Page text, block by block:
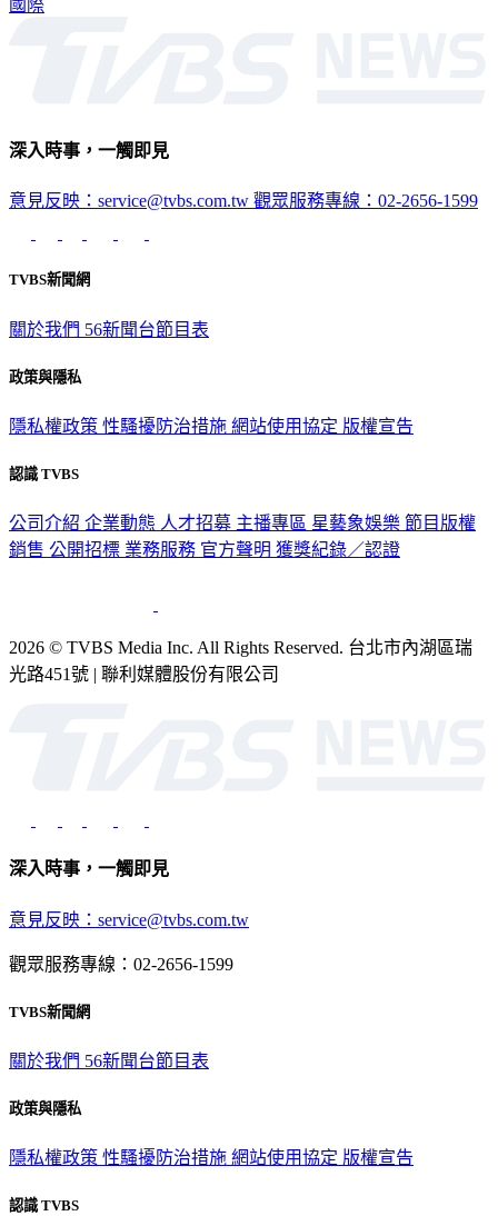
國際
深入時事，一觸即見
意見反映：service@tvbs.com.tw 觀眾服務專線：02-2656-1599
TVBS新聞網
關於我們 56新聞台節目表
政策與隱私
隱私權政策 性騷擾防治措施 網站使用協定 版權宣告
認識 TVBS
公司介紹 企業動態 人才招募 主播專區 星藝象娛樂 節目版權
銷售 公開招標 業務服務 官方聲明 獲獎紀錄／認證
2026 © TVBS Media Inc. All Rights Reserved. 台北市內湖區瑞
光路451號 | 聯利媒體股份有限公司
深入時事，一觸即見
意見反映：service@tvbs.com.tw
觀眾服務專線：02-2656-1599
TVBS新聞網
關於我們 56新聞台節目表
政策與隱私
隱私權政策 性騷擾防治措施 網站使用協定 版權宣告
認識 TVBS